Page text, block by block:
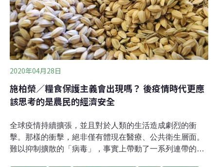
2020年04月28日
施柏榮／糧食保護主義會出現嗎？ 後疫情時代更應
該思考的是農民的經濟安全
全球疫情持續擴張，並且對於人類的生活造成劇烈的衝
擊。那樣的衝擊，絕非僅有體現在醫療、公共衛生層面。
難以抑制擴散的「病毒」，事實上帶動了一系列連帶的衝